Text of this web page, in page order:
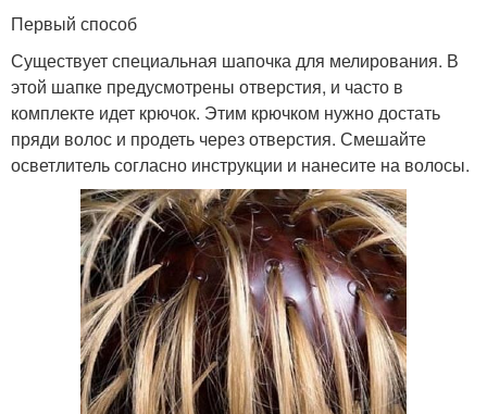
Первый способ
Существует специальная шапочка для мелирования. В
этой шапке предусмотрены отверстия, и часто в
комплекте идет крючок. Этим крючком нужно достать
пряди волос и продеть через отверстия. Смешайте
осветлитель согласно инструкции и нанесите на волосы.